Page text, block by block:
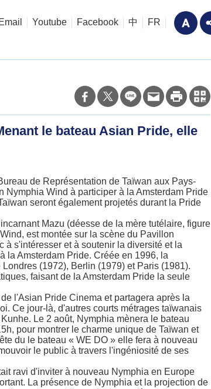
Email Youtube Facebook 中 FR
le bateau Asian Pride, elle
de Représentation de Taïwan aux Pays-
Nymphia Wind à participer à la Amsterdam Pride
seront également projetés durant la Pride
Mazu (déesse de la mère tutélaire, figure
est montée sur la scène du Pavillon
s'intéresser et à soutenir la diversité et la
la Amsterdam Pride. Créée en 1996, la
(1972), Berlin (1979) et Paris (1981).
faisant de la Amsterdam Pride la seule
l'Asian Pride Cinema et partagera après la
Ce jour-là, d'autres courts métrages taïwanais
Le 2 août, Nymphia mènera le bateau
pour montrer le charme unique de Taïwan et
du le bateau « WE DO » elle fera à nouveau
le public à travers l'ingéniosité de ses
ravi d'inviter à nouveau Nymphia en Europe
La présence de Nymphia et la projection de